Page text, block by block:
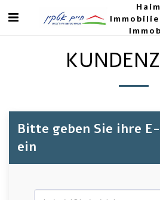
Bitte geben Sie ihre
ein